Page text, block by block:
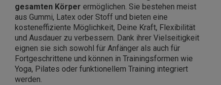
gesamten Körper ermöglichen. Sie bestehen meist
aus Gummi, Latex oder Stoff und bieten eine
kosteneffiziente Möglichkeit, Deine Kraft, Flexibilität
und Ausdauer zu verbessern. Dank ihrer Vielseitigkeit
eignen sie sich sowohl für Anfänger als auch für
Fortgeschrittene und können in Trainingsformen wie
Yoga, Pilates oder funktionellem Training integriert
werden.